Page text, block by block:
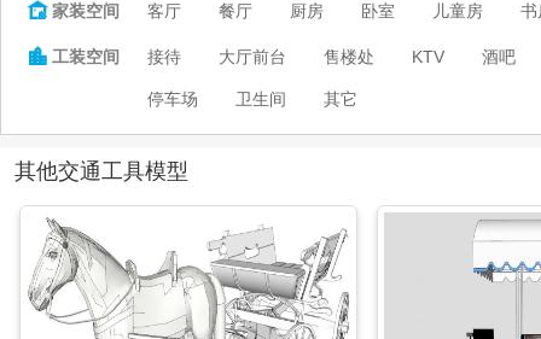
家装空间 客厅 餐厅 厨房 卧室 儿童房 书
 工装空间 接待 大厅前台 售楼处 KTV 酒吧
停车场 卫生间 其它
其他交通工具模型